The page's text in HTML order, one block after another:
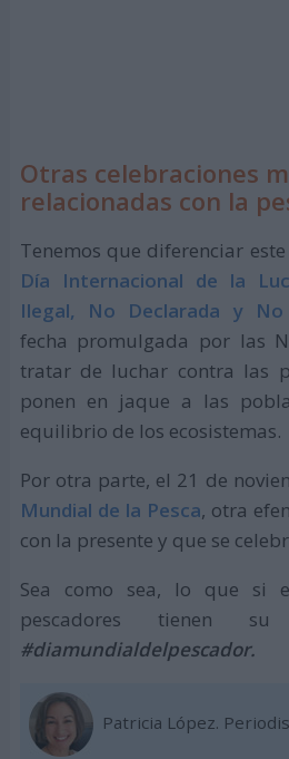
Otras celebraciones
relacionadas con la
Tenemos que diferenciar
Día Internacional de la
Ilegal, No Declarada y No
fecha promulgada por las
tratar de luchar contra las
ponen en jaque a las
equilibrio de los ecosistemas.
Por otra parte, el 21 de
Mundial de la Pesca, otra
con la presente y que se
Sea como sea, lo que si
pescadores tienen
#diamundialdelpescador.
Patricia López.